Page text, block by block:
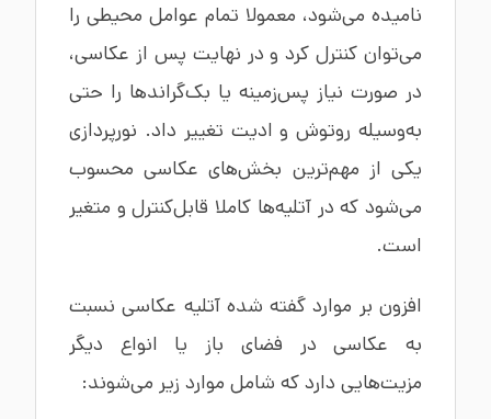
نامیده می‌شود، معمولا تمام عوامل محیطی را
می‌توان کنترل کرد و در نهایت پس از عکاسی،
در صورت نیاز پس‌زمینه یا بک‌گراندها را حتی
به‌وسیله روتوش و ادیت تغییر داد. نورپردازی
یکی از مهم‌ترین بخش‌های عکاسی محسوب
می‌شود که در آتلیه‌ها کاملا قابل‌کنترل و متغیر
است.
افزون بر موارد گفته شده آتلیه عکاسی نسبت
به عکاسی در فضای باز یا انواع دیگر
مزیت‌هایی دارد که شامل موارد زیر می‌شوند: